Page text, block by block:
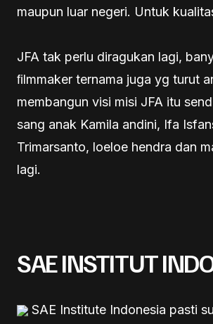
maupun luar negeri. Untuk
JFA tak perlu diragukan lagi,
ﬁlmmaker ternama juga yg turut
membangun visi misi JFA itu
sang anak Kamila andini, Ifa
Trimarsanto, loeloe hendra dan
lagi.
SAE INSTITUT
SAE Institute Indonesia pasti